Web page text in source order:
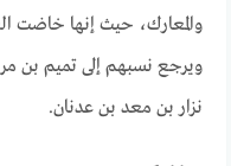
والمعارك، حيث إنها خاضت
ويرجع نسبهم إلى تميم بن
نزار بن معد بن عدنان.